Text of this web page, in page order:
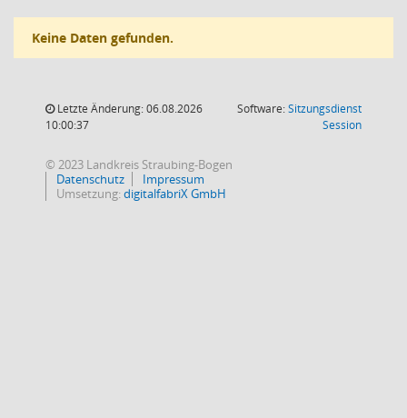
Keine Daten gefunden.
Letzte Änderung: 06.08.2026
10:00:37
Software:Sitzungsdienst
Session(Wird in
© 2023 Landkreis Straubing-Bogen
Datenschutz
Impressum
Umsetzung:digitalfabriX GmbH